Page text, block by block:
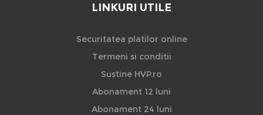
LINKURI UTILE
Securitatea platilor online
Termeni si conditii
Sustine HVP.ro
Abonament 12 luni
Abonament 24 luni